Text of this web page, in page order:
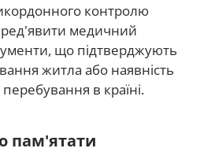
контролю
медичний
що підтверджують
житла або наявність
в країні.
пам'ятати